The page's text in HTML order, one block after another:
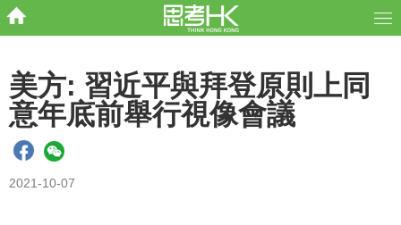
美方: 習近平與拜登原則上同
意年底前舉行視像會議
2021-10-07